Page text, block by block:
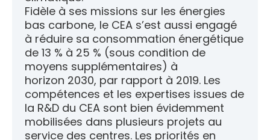
Fidèle à ses missions sur les énergies
bas carbone, le CEA s’est aussi engagé
à réduire sa consommation énergétique
de 13 % à 25 % (sous condition de
moyens supplémentaires) à
horizon 2030, par rapport à 2019. Les
compétences et les expertises issues de
la R&D du CEA sont bien évidemment
mobilisées dans plusieurs projets au
service des centres. Les priorités en